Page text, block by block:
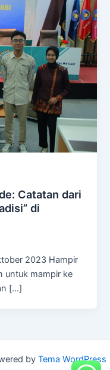
Catatan dari
di
2023 Hampir
untuk mampir ke
[…]
by Tema WordPress